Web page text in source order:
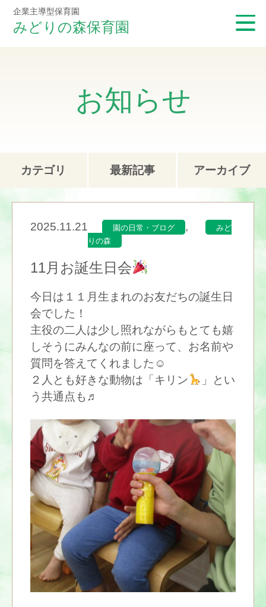
企業主導型保育園
みどりの森保育園
お知らせ
カテゴリ 最新記事 アーカイブ
2025.11.21 園の日常・ブログ ,
みど
りの森
11月お誕生日会
今日は１１月生まれのお友だちの誕生日
会でした！
主役の二人は少し照れながらもとても嬉
しそうにみんなの前に座って、お名前や
質問を答えてくれました☺
２人とも好きな動物は「キリン
」とい
う共通点も♬